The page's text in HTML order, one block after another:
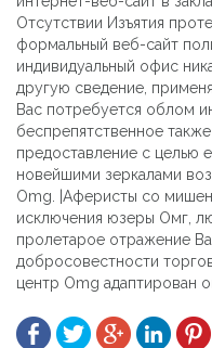
Отсутствии Изъятия
формальный веб-сайт
индивидуальный офис
другую сведение,
Вас потребуется облом
беспрепятственное
предоставление с целью
новейшими зеркалами
Omg. |Аферисты со
исключения юзеры Омг,
пролетарое отражение
добросовестности
центр Omg адаптирован